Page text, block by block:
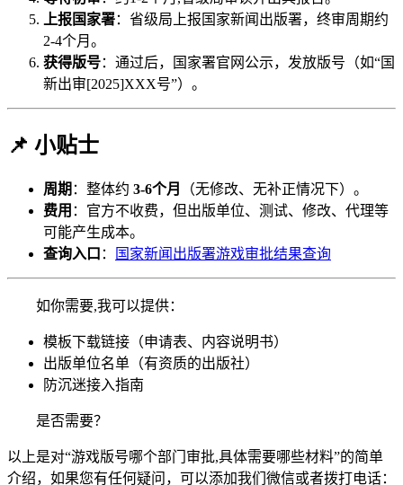
上报国家署：省级局上报国家新闻出版署，终审周期约
2-4个月。
获得版号：通过后，国家署官网公示，发放版号（如“国
新出审[2025]XXX号”）。
📌 小贴士
周期 ：整体约 3-6个月
（无修改、无补正情况下）。
费用 ：官方不收费，但出版单位、测试、修改、代理等
可能产生成本。
查询入口 ： 国家新闻出版署游戏审批结果查询
如你需要,我可以提供：
模板下载链接（申请表、内容说明书）
出版单位名单（有资质的出版社）
防沉迷接入指南
是否需要？
以上是对“游戏版号哪个部门审批,具体需要哪些材料”的简单
介绍，如果您有任何疑问，可以添加我们微信或者拨打电话：